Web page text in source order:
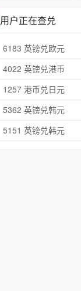
用户正在查兑
6183 英镑兑欧元
4022 英镑兑港币
1257 港币兑日元
5362 英镑兑韩元
5151 英镑兑韩元